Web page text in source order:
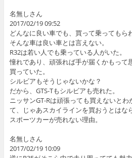
名無しさん
2017/02/19 09:52
どんなに良い車でも、買って乗ってもら
そんな車は良い車とは言えない。
R32は若い人でも乗っている人がいた。
憧れであり、頑張れば手が届くかもって
買っていた。
シルビアもそうじゃないかな？
だから、GTS-Tもシルビアも売れた。
ニッサンGT-Rは頑張っても買えないと
て、じゃあスカイラインを買おうとはな
スポーツカーが売れない理由。
名無しさん
2017/02/19 10:09